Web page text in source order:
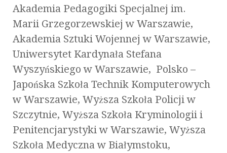
Akademia Pedagogiki Specjalnej im.
Marii Grzegorzewskiej w Warszawie,
Akademia Sztuki Wojennej w Warszawie,
Uniwersytet Kardynała Stefana
Wyszyńskiego w Warszawie, Polsko –
Japońska Szkoła Technik Komputerowych
w Warszawie, Wyższa Szkoła Policji w
Szczytnie, Wyższa Szkoła Kryminologii i
Penitencjarystyki w Warszawie, Wyższa
Szkoła Medyczna w Białymstoku,